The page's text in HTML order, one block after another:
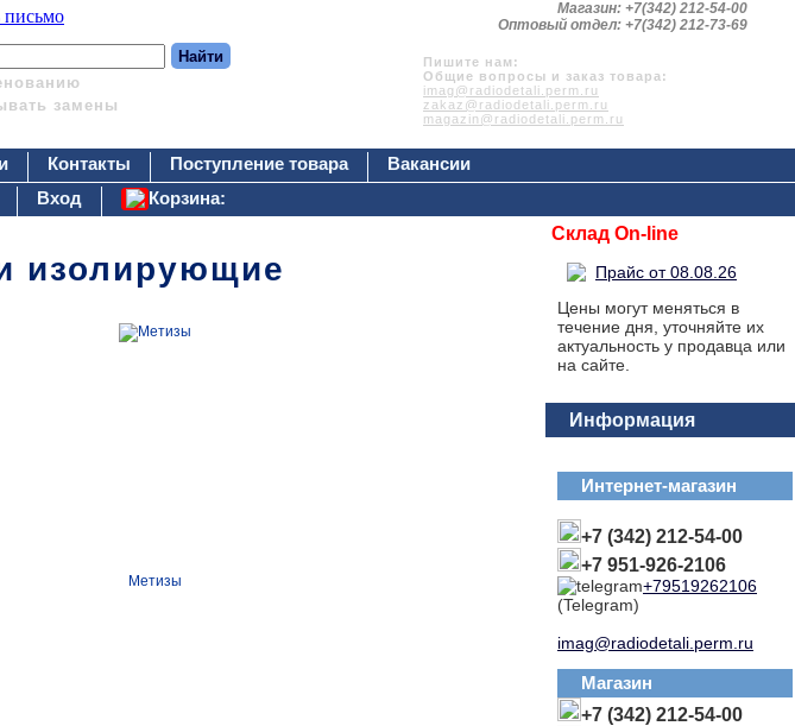
Магазин: +7(342) 212-54-00
Оптовый отдел: +7(342) 212-73-69
замены
Пишите нам:
Общие вопросы и заказ товара:
imag@radiodetali.perm.ru
zakaz@radiodetali.perm.ru
magazin@radiodetali.perm.ru
Контакты Поступление товара
Вакансии
Вход
Корзина:
Склад On-line
Прайс от 08.08.26
Цены могут меняться в
течение дня, уточняйте их
актуальность у продавца или
на сайте.
Информация
Интернет-магазин
+7 (342) 212-54-00
+7 951-926-2106
+79519262106
(Telegram)
imag@radiodetali.perm.ru
Магазин
+7 (342) 212-54-00
изолирующие
Метизы